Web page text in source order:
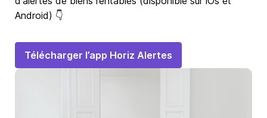
Android) 👇
Télécharger l’app Horiz Alertes